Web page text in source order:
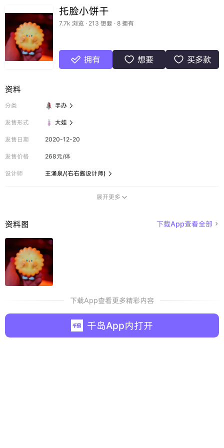
托脸小饼干
7.7k 浏览 · 213 想要 · 8 拥有
 拥有  想要  买多款
资料
分类 手办 
发售形式 大娃 
发售日期 2020-12-20
发售价格 268元/体
设计师 王涌泉/(右右酱设计师) 
展开更多 
资料图 下载App查看全部 
下载App查看更多精彩内容
千岛App内打开